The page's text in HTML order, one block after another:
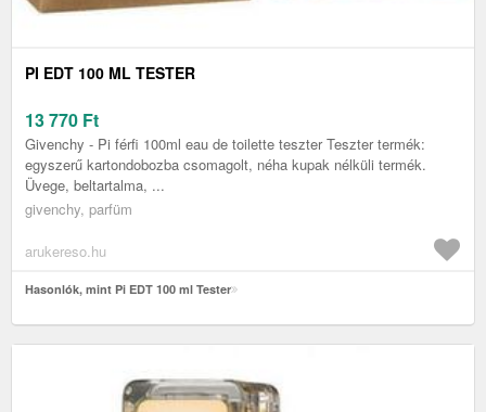
PI EDT 100 ML TESTER
13 770 Ft
Givenchy - Pi férfi 100ml eau de toilette teszter Teszter termék:
egyszerű kartondobozba csomagolt, néha kupak nélküli termék.
Üvege, beltartalma, ...
givenchy, parfüm
arukereso.hu
Hasonlók, mint Pi EDT 100 ml Tester